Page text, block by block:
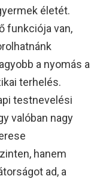
életét.
funkciója van,
a nyomás a
terhelés.
testnevelési
valóban nagy
hanem
ad, a